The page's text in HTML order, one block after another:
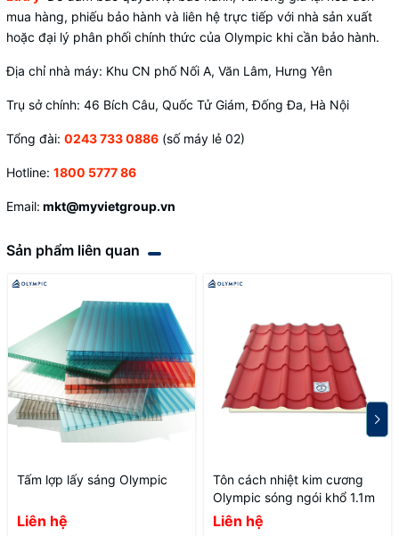
mua hàng, phiếu bảo hành và liên hệ trực tiếp với nhà sản xuất
hoặc đại lý phân phối chính thức của Olympic khi cần bảo hành.
Địa chỉ nhà máy: Khu CN phố Nối A, Văn Lâm, Hưng Yên
Trụ sở chính: 46 Bích Câu, Quốc Tử Giám, Đống Đa, Hà Nội
Tổng đài: 0243 733 0886 (số máy lẻ 02)
Hotline: 1800 5777 86
Email: mkt@myvietgroup.vn
Sản phẩm liên quan
Tấm lợp lấy sáng Olympic
Liên hệ
Tôn cách nhiệt kim cương
Olympic sóng ngói khổ 1.1m
Liên hệ